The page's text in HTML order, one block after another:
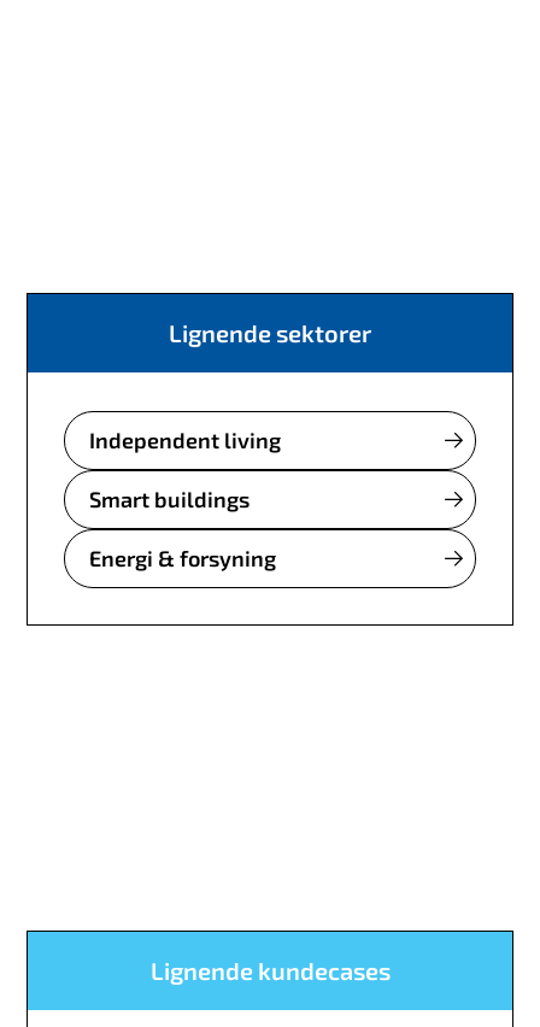
Lignende sektorer
Independent living
Smart buildings
Energi & forsyning
Lignende kundecases